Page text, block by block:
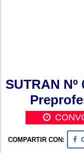
SUTRAN
COMPARTIR CON: